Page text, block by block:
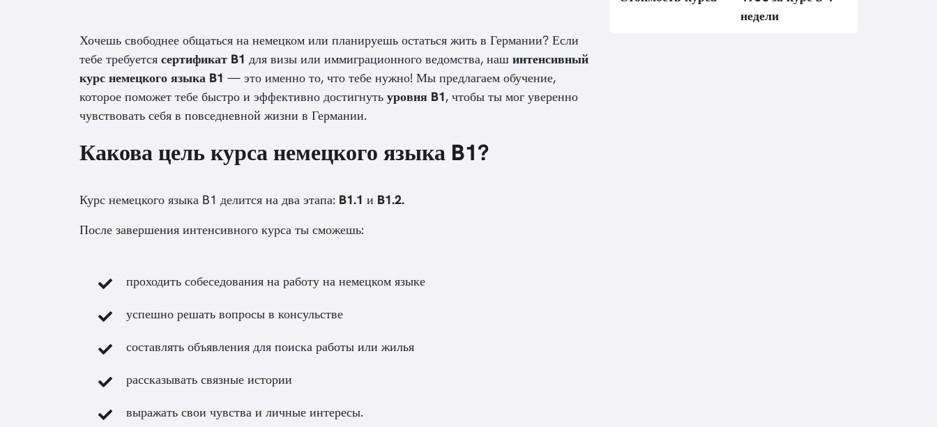
Хочешь свободнее общаться на немецком или планируешь остаться жить в Германии? Если
тебе требуется сертификат B1 для визы или иммиграционного ведомства, наш интенсивный
курс немецкого языка B1 — это именно то, что тебе нужно! Мы предлагаем обучение,
которое поможет тебе быстро и эффективно достигнуть уровня B1, чтобы ты мог уверенно
чувствовать себя в повседневной жизни в Германии.
Какова цель курса немецкого языка B1?
Курс немецкого языка B1 делится на два этапа: B1.1 и B1.2.
После завершения интенсивного курса ты сможешь:
проходить собеседования на работу на немецком языке
успешно решать вопросы в консульстве
составлять объявления для поиска работы или жилья
рассказывать связные истории
выражать свои чувства и личные интересы.
недели